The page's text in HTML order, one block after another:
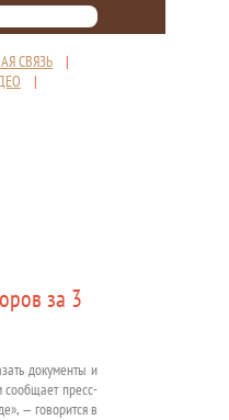
СВЯЗЬ |
|
за 3
документы и
сообщает пресс-
— говорится в